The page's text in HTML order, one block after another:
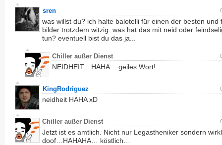
sren
was willst du? ich halte balotelli für einen der besten und
bilder trotzdem witzig. was hat das mit neid oder
tun? eventuell bist du das ja...
Chiller außer Dienst
NEIDHEIT…HAHA …geiles Wort!
KingRodriguez
neidheit HAHA xD
Chiller außer Dienst
Jetzt ist es amtlich. Nicht nur Legastheniker sondern
doof…HAHAHA… köstlich…